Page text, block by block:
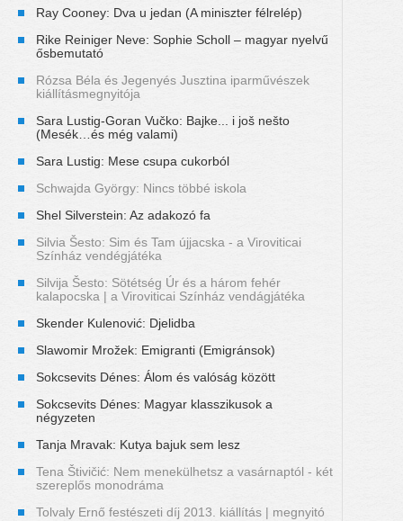
Ray Cooney: Dva u jedan (A miniszter félrelép)
Rike Reiniger Neve: Sophie Scholl – magyar nyelvű
ősbemutató
Rózsa Béla és Jegenyés Jusztina iparművészek
kiállításmegnyitója
Sara Lustig-Goran Vučko: Bajke... i još nešto
(Mesék…és még valami)
Sara Lustig: Mese csupa cukorból
Schwajda György: Nincs többé iskola
Shel Silverstein: Az adakozó fa
Silvia Šesto: Sim és Tam újjacska - a Viroviticai
Színház vendégjátéka
Silvija Šesto: Sötétség Úr és a három fehér
kalapocska | a Viroviticai Színház vendágjátéka
Skender Kulenović: Djelidba
Slawomir Mrožek: Emigranti (Emigránsok)
Sokcsevits Dénes: Álom és valóság között
Sokcsevits Dénes: Magyar klasszikusok a
négyzeten
Tanja Mravak: Kutya bajuk sem lesz
Tena Štivičić: Nem menekülhetsz a vasárnaptól - két
szereplős monodráma
Tolvaly Ernő festészeti díj 2013. kiállítás | megnyitó